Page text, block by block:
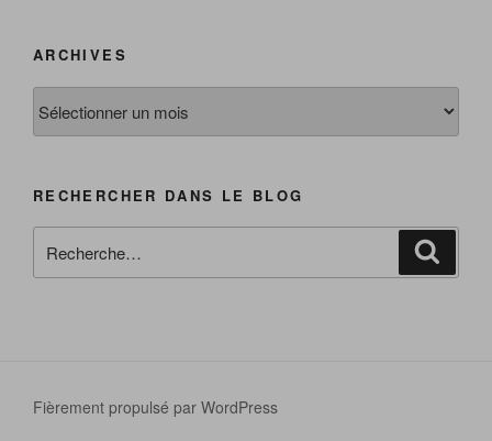
ARCHIVES
RECHERCHER DANS LE BLOG
pour
Fièrement propulsé par WordPress